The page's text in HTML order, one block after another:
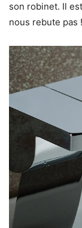
son robinet. Il
nous rebute pas !